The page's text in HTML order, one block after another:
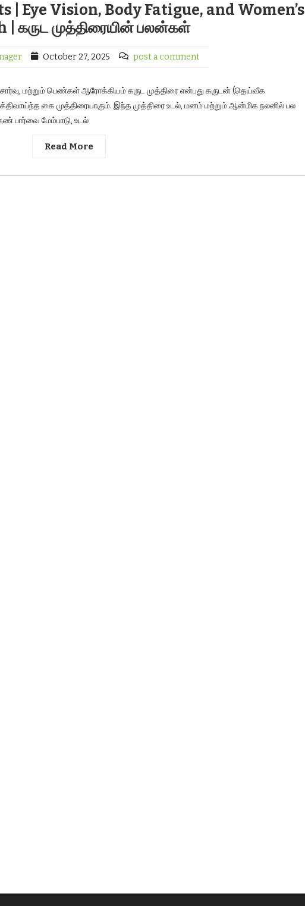
| Eye Vision, Body Fatigue, and Women’s
| கருட முத்திரையின் பலன்கள்
October 27, 2025 post a comment
மற்றும் பெண்கள் ஆரோக்கியம் கருட முத்திரை என்பது கருடன் (தெய்வீக
கை முத்திரையாகும். இந்த முத்திரை உடல், மனம் மற்றும் ஆன்மிக நலனில் பல
பார்வை மேம்பாடு, உடல்
Read More